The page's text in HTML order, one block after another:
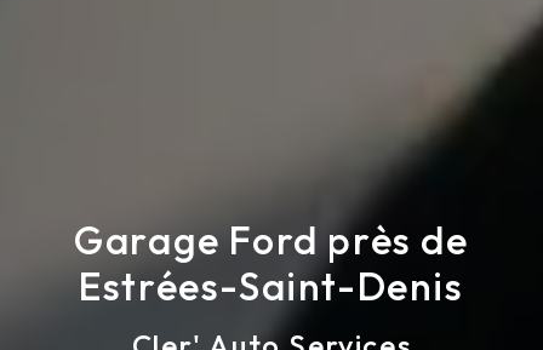
Garage Ford près de
Estrées-Saint-Denis